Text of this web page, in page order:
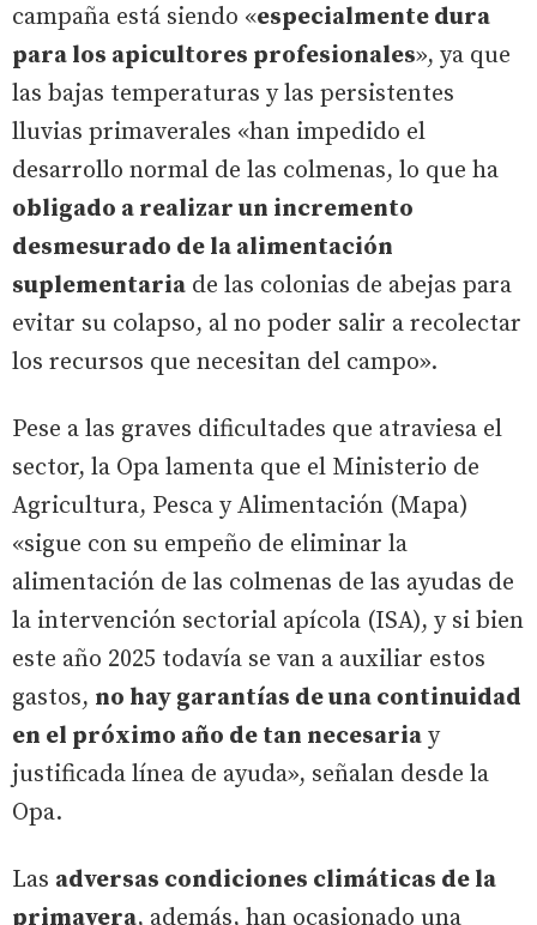
campaña está siendo «especialmente dura
para los apicultores profesionales», ya que
las bajas temperaturas y las persistentes
lluvias primaverales «han impedido el
desarrollo normal de las colmenas, lo que ha
obligado a realizar un incremento
desmesurado de la alimentación
suplementaria de las colonias de abejas para
evitar su colapso, al no poder salir a recolectar
los recursos que necesitan del campo».
Pese a las graves dificultades que atraviesa el
sector, la Opa lamenta que el Ministerio de
Agricultura, Pesca y Alimentación (Mapa)
«sigue con su empeño de eliminar la
alimentación de las colmenas de las ayudas de
la intervención sectorial apícola (ISA), y si bien
este año 2025 todavía se van a auxiliar estos
gastos, no hay garantías de una continuidad
en el próximo año de tan necesaria y
justificada línea de ayuda», señalan desde la
Opa.
Las adversas condiciones climáticas de la
primavera, además, han ocasionado una